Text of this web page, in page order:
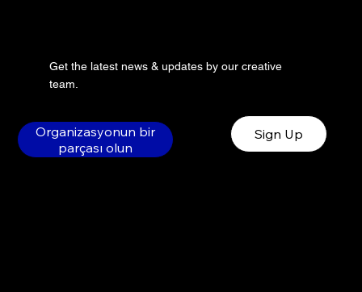
Get the latest news & updates by our creative
team.
Organizasyonun bir
parçası olun
Sign Up